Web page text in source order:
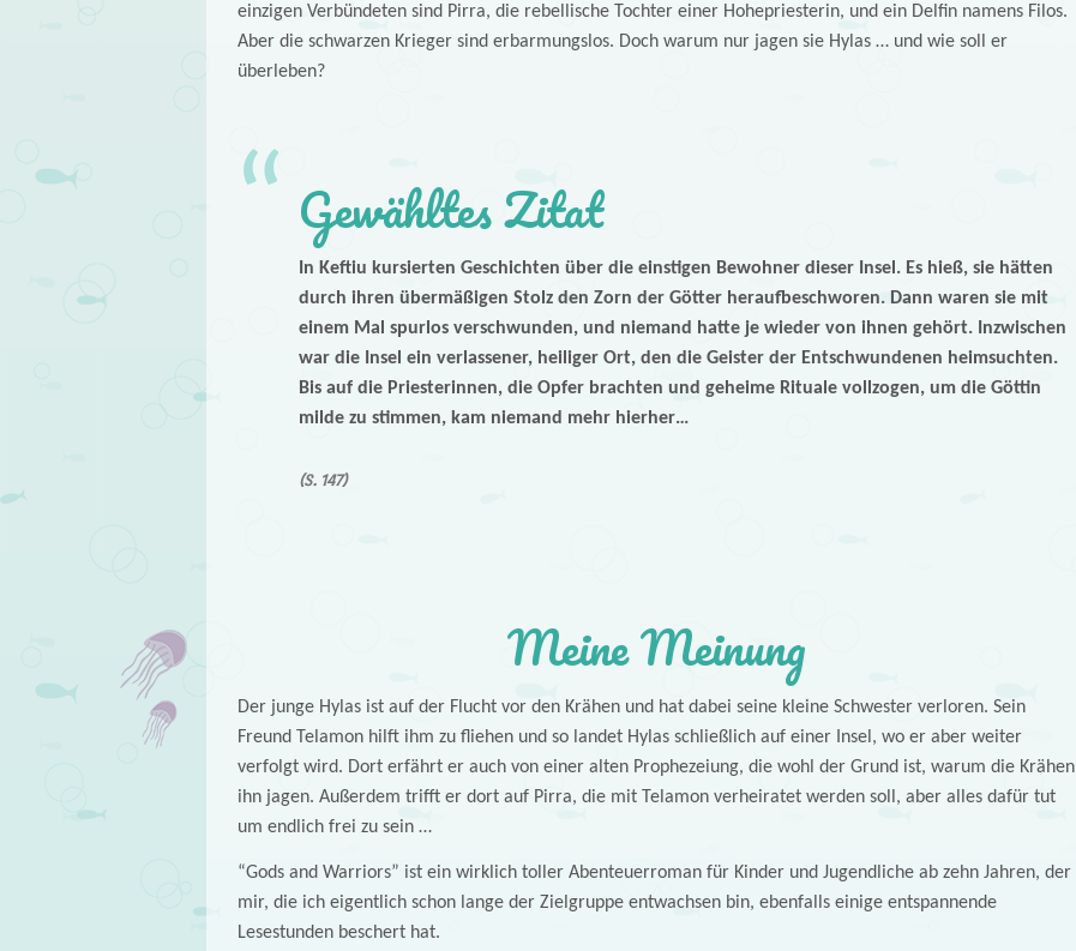
einzigen Verbündeten sind Pirra, die rebellische Tochter einer Hohepriesterin, und ein Delfin namens Filos.
Aber die schwarzen Krieger sind erbarmungslos. Doch warum nur jagen sie Hylas … und wie soll er
überleben?
Gewähltes Zitat
In Keftiu kursierten Geschichten über die einstigen Bewohner dieser Insel. Es hieß, sie hätten
durch ihren übermäßigen Stolz den Zorn der Götter heraufbeschworen. Dann waren sie mit
einem Mal spurlos verschwunden, und niemand hatte je wieder von ihnen gehört. Inzwischen
war die Insel ein verlassener, heiliger Ort, den die Geister der Entschwundenen heimsuchten.
Bis auf die Priesterinnen, die Opfer brachten und geheime Rituale vollzogen, um die Göttin
milde zu stimmen, kam niemand mehr hierher…
(S. 147)
Meine Meinung
Der junge Hylas ist auf der Flucht vor den Krähen und hat dabei seine kleine Schwester verloren. Sein
Freund Telamon hilft ihm zu fliehen und so landet Hylas schließlich auf einer Insel, wo er aber weiter
verfolgt wird. Dort erfährt er auch von einer alten Prophezeiung, die wohl der Grund ist, warum die Krähen
ihn jagen. Außerdem trifft er dort auf Pirra, die mit Telamon verheiratet werden soll, aber alles dafür tut
um endlich frei zu sein …
“Gods and Warriors” ist ein wirklich toller Abenteuerroman für Kinder und Jugendliche ab zehn Jahren, der
mir, die ich eigentlich schon lange der Zielgruppe entwachsen bin, ebenfalls einige entspannende
Lesestunden beschert hat.